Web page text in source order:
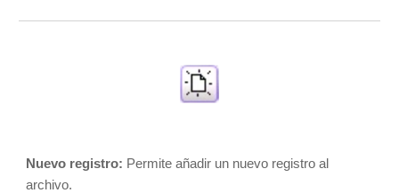
Nuevo registro: Permite añadir un nuevo registro al
archivo.